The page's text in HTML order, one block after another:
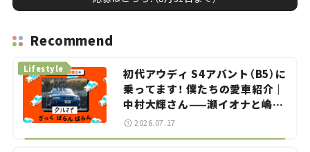
Recommend
初代アウディ S4アバント（B5）に
乗ってます！ 僕たちの愛車紹介｜
中村大輝さん——瀬イオナと嶋田
智之の「クルマでざっくばらんば
Lifestyle
2026.07.17